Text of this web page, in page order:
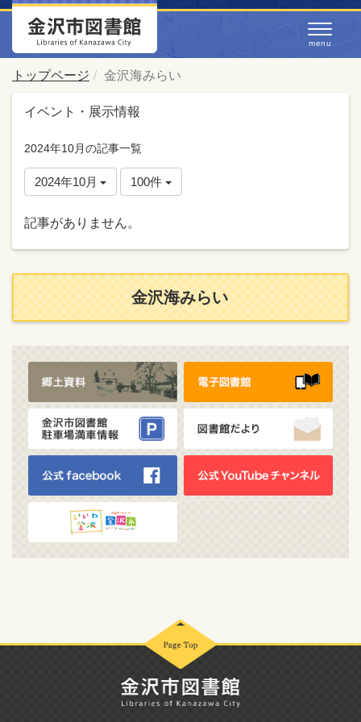
トップページ 金沢海みらい
イベント・展示情報
2024年10月の記事一覧
2024年10月 100件
記事がありません。
金沢海みらい